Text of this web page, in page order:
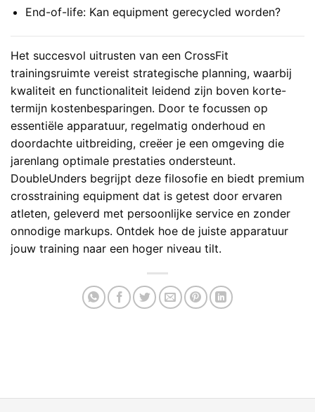
End-of-life: Kan equipment gerecycled worden?
Het succesvol uitrusten van een CrossFit
trainingsruimte vereist strategische planning, waarbij
kwaliteit en functionaliteit leidend zijn boven korte-
termijn kostenbesparingen. Door te focussen op
essentiële apparatuur, regelmatig onderhoud en
doordachte uitbreiding, creëer je een omgeving die
jarenlang optimale prestaties ondersteunt.
DoubleUnders begrijpt deze filosofie en biedt premium
crosstraining equipment dat is getest door ervaren
atleten, geleverd met persoonlijke service en zonder
onnodige markups. Ontdek hoe de juiste apparatuur
jouw training naar een hoger niveau tilt.